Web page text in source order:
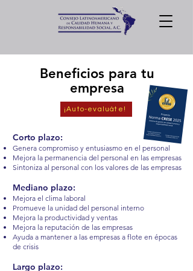
Beneficios para tu
empresa
¡Auto-evaluáte!
​Corto plazo:
Genera compromiso y entusiasmo en el personal
Mejora la permanencia del personal en las empresas
Sintoniza al personal con los valores de las empresas
Mediano plazo:
Mejora el clima laboral
Promueve la unidad del personal interno
Mejora la productividad y ventas
Mejora la reputación de las empresas
Ayuda a mantener a las empresas a flote en épocas
de crisis
Largo plazo: